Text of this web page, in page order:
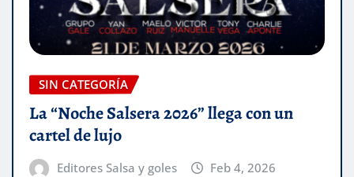
SIN CATEGORÍA
La “Noche Salsera 2026” llega con un
cartel de lujo
Editores Salsa y goles Feb 4, 2026